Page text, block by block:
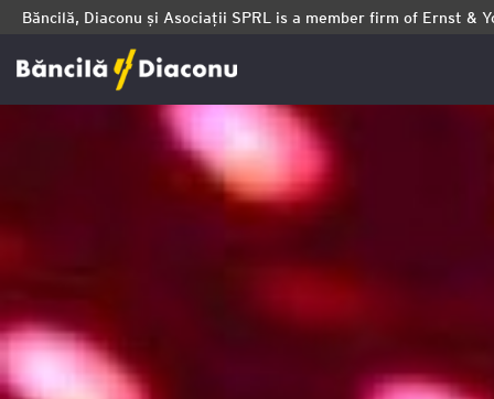
Băncilă, Diaconu și Asociații SPRL is a member firm of Ernst &